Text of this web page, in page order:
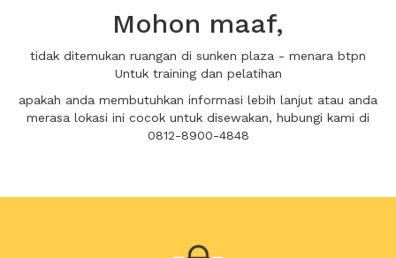
Mohon maaf,
tidak ditemukan ruangan di sunken plaza - menara btpn
Untuk training dan pelatihan
apakah anda membutuhkan informasi lebih lanjut atau anda
merasa lokasi ini cocok untuk disewakan, hubungi kami di
0812-8900-4848